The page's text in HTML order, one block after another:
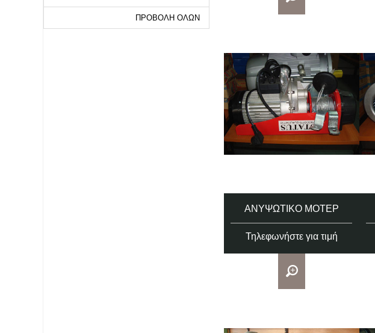
ΑΝΥΨΩΤΙΚΌ ΜΟΤΈΡ
Τηλεφωνήστε για τιμή
ΠΡΟΒΟΛΉ ΌΛΩΝ